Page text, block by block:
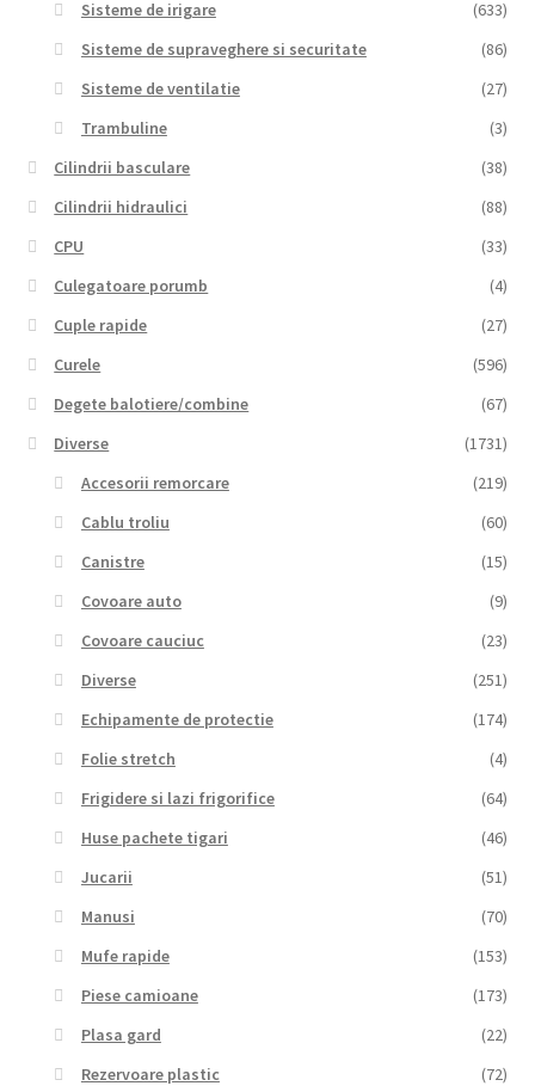
Sisteme de irigare
(633)
Sisteme de supraveghere si securitate
(86)
Sisteme de ventilatie
(27)
Trambuline
(3)
Cilindrii basculare
(38)
Cilindrii hidraulici
(88)
CPU
(33)
Culegatoare porumb
(4)
Cuple rapide
(27)
Curele
(596)
Degete balotiere/combine
(67)
Diverse
(1731)
Accesorii remorcare
(219)
Cablu troliu
(60)
Canistre
(15)
Covoare auto
(9)
Covoare cauciuc
(23)
Diverse
(251)
Echipamente de protectie
(174)
Folie stretch
(4)
Frigidere si lazi frigorifice
(64)
Huse pachete tigari
(46)
Jucarii
(51)
Manusi
(70)
Mufe rapide
(153)
Piese camioane
(173)
Plasa gard
(22)
Rezervoare plastic
(72)